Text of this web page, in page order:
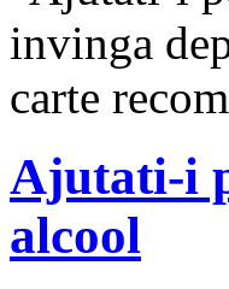
Ajutati-i
alcool